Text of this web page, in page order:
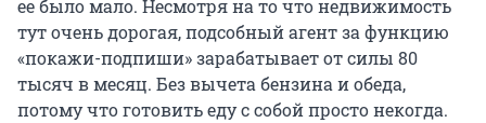
ее было мало. Несмотря на то что недвижимость
тут очень дорогая, подсобный агент за функцию
«покажи-подпиши» зарабатывает от силы 80
тысяч в месяц. Без вычета бензина и обеда,
потому что готовить еду с собой просто некогда.